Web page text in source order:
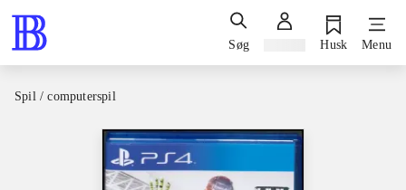
Søg Husk Menu
Spil / computerspil